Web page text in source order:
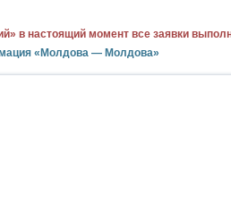
в настоящий момент все заявки
«Молдова — Молдова»